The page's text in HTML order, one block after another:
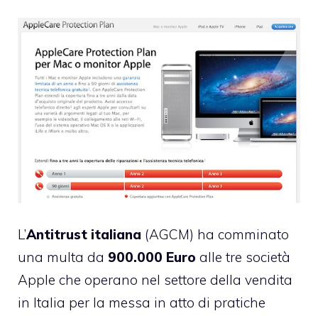
L’Antitrust italiana (AGCM) ha comminato
una multa da 900.000 Euro alle tre società
Apple che operano nel settore della vendita
in Italia per la messa in atto di pratiche